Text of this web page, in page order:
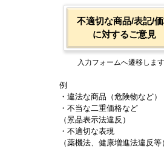
不適切な商品/表記/
に対するご意見
入力フォームへ遷移します
例
・違法な商品（危険物など）
・不当な二重価格など
（景品表示法違反）
・不適切な表現
（薬機法、健康増進法違反等